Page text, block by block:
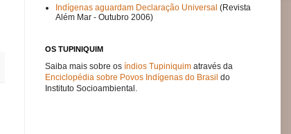
Indígenas aguardam Declaração Universal (Revista
Além Mar - Outubro 2006)
OS TUPINIQUIM
Saiba mais sobre os índios Tupiniquim através da
Enciclopédia sobre Povos Indígenas do Brasil do
Instituto Socioambiental.